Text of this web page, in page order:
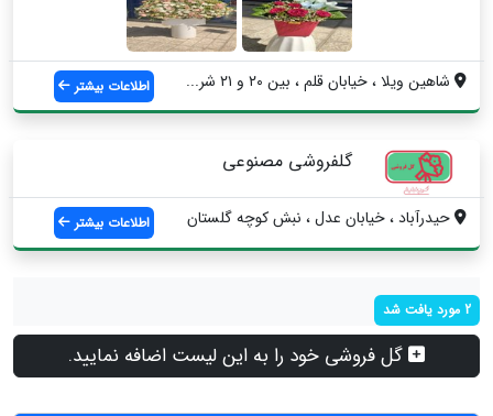
شاهین ویلا ، خیابان قلم ، بین ۲۰ و ۲۱ شر... اطلاعات بیشتر
گلفروشی مصنوعی
حیدرآباد ، خیابان عدل ، نبش کوچه گلستان اطلاعات بیشتر
2 مورد یافت شد
گل فروشی خود را به این لیست اضافه نمایید.